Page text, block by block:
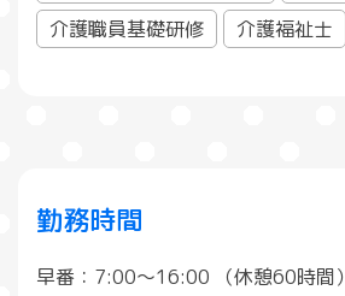
介護職員基礎研修
介護福祉士
勤務時間
早番：7:00～16:00 （休憩60時間）